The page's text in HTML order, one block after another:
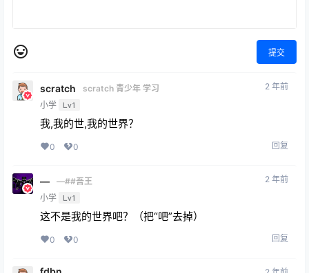
提交
scratch
scratch 青少年 学习
小学 Lv1
2 年前
我,我的世,我的世界？
0 0 回复
—
—##吾王
小学 Lv1
2 年前
这不是我的世界吧？（把“吧”去掉）
0 0 回复